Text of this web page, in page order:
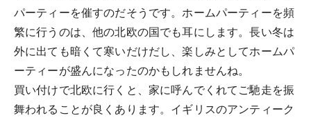
パーティーを催すのだそうです。ホームパーティーを頻
繁に行うのは、他の北欧の国でも耳にします。長い冬は
外に出ても暗くて寒いだけだし、楽しみとしてホームパ
ーティーが盛んになったのかもしれませんね。
買い付けで北欧に行くと、家に呼んでくれてご馳走を振
舞われることが良くあります。イギリスのアンティーク